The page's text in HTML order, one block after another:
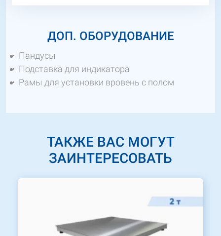
ДОП. ОБОРУДОВАНИЕ
Пандусы
Подставка для индикатора
Рамы для установки вровень с полом
ТАКЖЕ ВАС МОГУТ
ЗАИНТЕРЕСОВАТЬ